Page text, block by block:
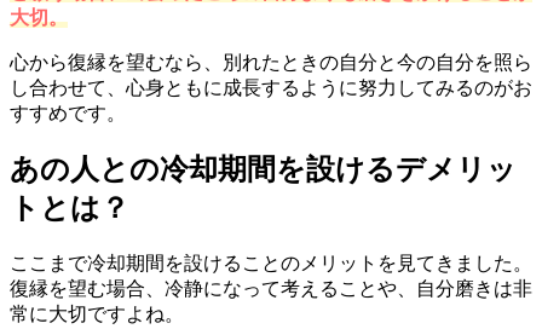
大切。
心から復縁を望むなら、別れたときの自分と今の自分を照ら
し合わせて、心身ともに成長するように努力してみるのがお
すすめです。
あの人との冷却期間を設けるデメリッ
トとは？
ここまで冷却期間を設けることのメリットを見てきました。
復縁を望む場合、冷静になって考えることや、自分磨きは非
常に大切ですよね。